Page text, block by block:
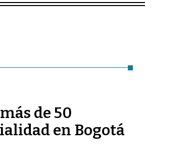
de 50
en Bogotá